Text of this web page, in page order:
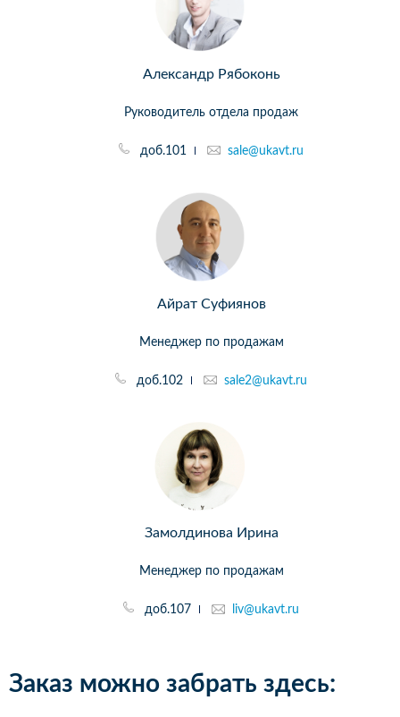
Александр Рябоконь
Руководитель отдела продаж
доб.101 sale@ukavt.ru
Айрат Суфиянов
Менеджер по продажам
доб.102 sale2@ukavt.ru
Замолдинова Ирина
Менеджер по продажам
доб.107 liv@ukavt.ru
Заказ можно забрать здесь: